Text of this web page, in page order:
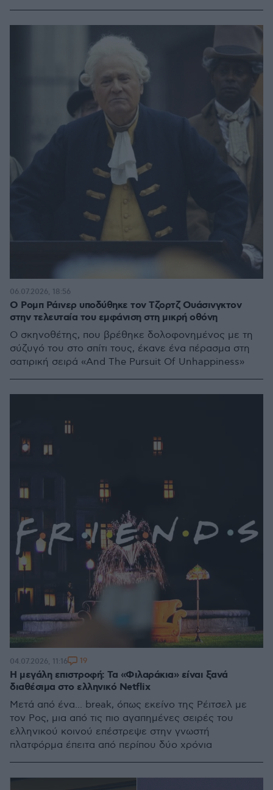
Ο Ρομπ Ράινερ υποδύθηκε τον Τζορτζ Ουάσινγκτον
στην τελευταία του εμφάνιση στη μικρή οθόνη
Ο σκηνοθέτης, που βρέθηκε δολοφονημένος με τη
σύζυγό του στο σπίτι τους, έκανε ένα πέρασμα στη
σατιρική σειρά «And The Pursuit Of Unhappiness»
06.07.2026, 18:56
Η μεγάλη επιστροφή: Τα «Φιλαράκια» είναι ξανά
διαθέσιμα στο ελληνικό Netflix
Μετά από ένα... break, όπως εκείνο της Ρέιτσελ με
τον Ρος, μια από τις πιο αγαπημένες σειρές του
ελληνικού κοινού επέστρεψε στην γνωστή
πλατφόρμα έπειτα από περίπου δύο χρόνια
04.07.2026, 11:16 19